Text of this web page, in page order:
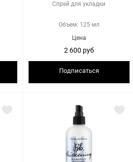
Спрей для укладки
Объем: 125 мл
Цена
2 600 руб
Подписаться